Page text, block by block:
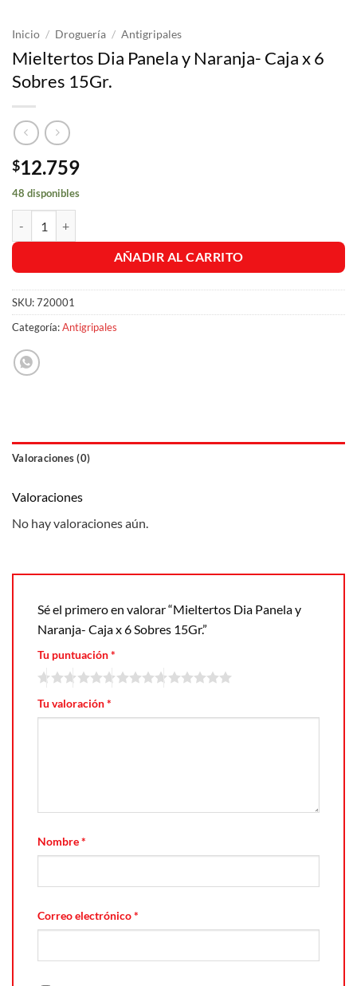
Inicio / Droguería / Antigripales
Mieltertos Dia Panela y Naranja- Caja x 6
Sobres 15Gr.
$12.759
48 disponibles
AÑADIR AL CARRITO
SKU:720001
Categoría:Antigripales
Valoraciones (0)
Valoraciones
No hay valoraciones aún.
Sé el primero en valorar “Mieltertos Dia Panela y
Naranja- Caja x 6 Sobres 15Gr.”
Tu puntuación*
Tu valoración*
Nombre*
Correo electrónico*